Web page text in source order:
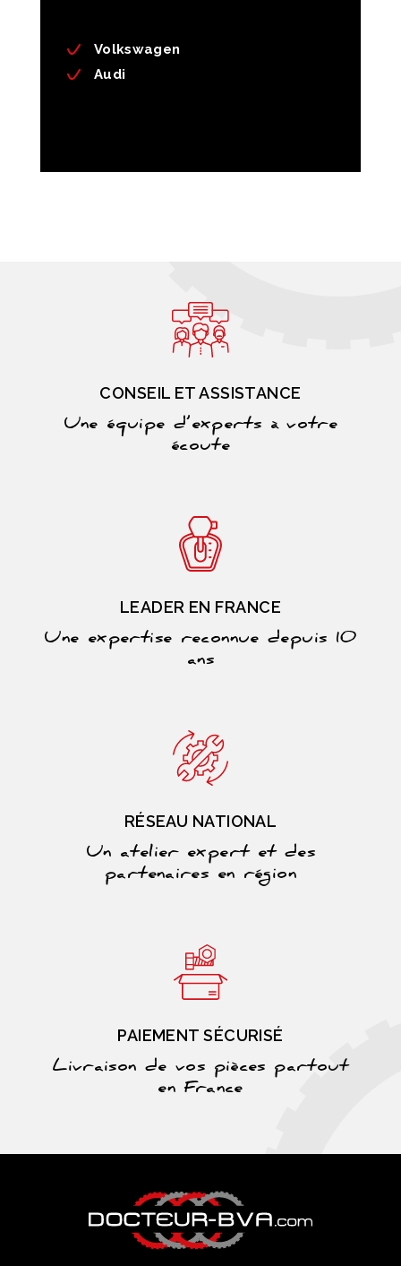
Volkswagen
Audi
CONSEIL ET ASSISTANCE
Une équipe d’experts à votre
écoute
LEADER EN FRANCE
Une expertise reconnue depuis 10
ans
RÉSEAU NATIONAL
Un atelier expert et des
partenaires en région
PAIEMENT SÉCURISÉ
Livraison de vos pièces partout
en France